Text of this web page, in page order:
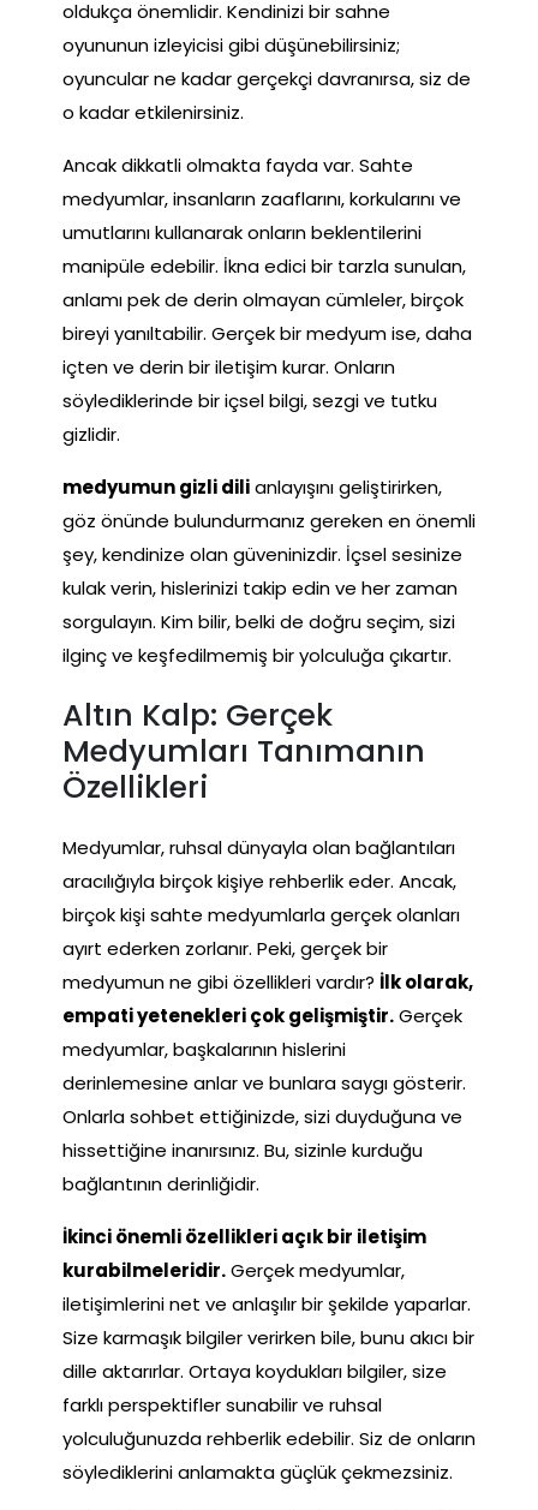
oldukça önemlidir. Kendinizi bir sahne
oyununun izleyicisi gibi düşünebilirsiniz;
oyuncular ne kadar gerçekçi davranırsa, siz de
o kadar etkilenirsiniz.
Ancak dikkatli olmakta fayda var. Sahte
medyumlar, insanların zaaflarını, korkularını ve
umutlarını kullanarak onların beklentilerini
manipüle edebilir. İkna edici bir tarzla sunulan,
anlamı pek de derin olmayan cümleler, birçok
bireyi yanıltabilir. Gerçek bir medyum ise, daha
içten ve derin bir iletişim kurar. Onların
söylediklerinde bir içsel bilgi, sezgi ve tutku
gizlidir.
medyumun gizli dilianlayışını geliştirirken,
göz önünde bulundurmanız gereken en önemli
şey, kendinize olan güveninizdir. İçsel sesinize
kulak verin, hislerinizi takip edin ve her zaman
sorgulayın. Kim bilir, belki de doğru seçim, sizi
ilginç ve keşfedilmemiş bir yolculuğa çıkartır.
Altın Kalp: Gerçek
Medyumları Tanımanın
Özellikleri
Medyumlar, ruhsal dünyayla olan bağlantıları
aracılığıyla birçok kişiye rehberlik eder. Ancak,
birçok kişi sahte medyumlarla gerçek olanları
ayırt ederken zorlanır. Peki, gerçek bir
medyumun ne gibi özellikleri vardır? İlk olarak,
empati yetenekleri çok gelişmiştir.Gerçek
medyumlar, başkalarının hislerini
derinlemesine anlar ve bunlara saygı gösterir.
Onlarla sohbet ettiğinizde, sizi duyduğuna ve
hissettiğine inanırsınız. Bu, sizinle kurduğu
bağlantının derinliğidir.
İkinci önemli özellikleri açık bir iletişim
kurabilmeleridir.Gerçek medyumlar,
iletişimlerini net ve anlaşılır bir şekilde yaparlar.
Size karmaşık bilgiler verirken bile, bunu akıcı bir
dille aktarırlar. Ortaya koydukları bilgiler, size
farklı perspektifler sunabilir ve ruhsal
yolculuğunuzda rehberlik edebilir. Siz de onların
söylediklerini anlamakta güçlük çekmezsiniz.